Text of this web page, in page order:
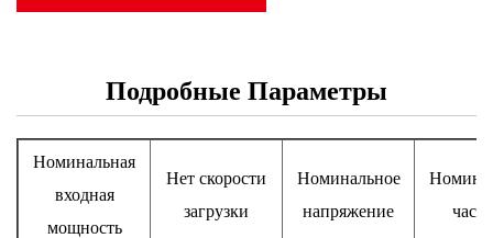
Подробные Параметры
Номинальная
входная
мощность
Нет скорости
загрузки
Номинальное
напряжение